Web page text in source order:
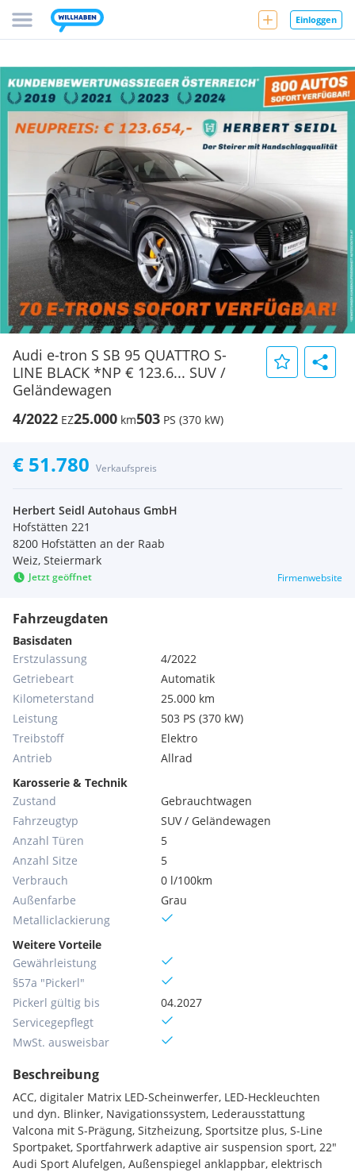
Einloggen
Audi e-tron S SB 95 QUATTRO S-
LINE BLACK *NP € 123.6... SUV /
Geländewagen
4/2022 EZ25.000 km503 PS (370 kW)
€ 51.780 Verkaufspreis
Herbert Seidl Autohaus GmbH
Hofstätten 221
8200 Hofstätten an der Raab
Weiz, Steiermark
Jetzt geöffnet Firmenwebsite
Fahrzeugdaten
Basisdaten
Erstzulassung
4/2022
Getriebeart
Automatik
Kilometerstand
25.000 km
Leistung
503 PS (370 kW)
Treibstoff
Elektro
Antrieb
Allrad
Karosserie & Technik
Zustand
Gebrauchtwagen
Fahrzeugtyp
SUV / Geländewagen
Anzahl Türen
5
Anzahl Sitze
5
Verbrauch
0 l/100km
Außenfarbe
Grau
Metallic­lackierung
Weitere Vorteile
Gewährleistung
§57a "Pickerl"
Pickerl gültig bis
04.2027
Servicegepflegt
MwSt. ausweisbar
Beschreibung
ACC, digitaler Matrix LED-Scheinwerfer, LED-Heckleuchten
und dyn. Blinker, Navigationssystem, Lederausstattung
Valcona mit S-Prägung, Sitzheizung, Sportsitze plus, S-Line
Sportpaket, Sportfahrwerk adaptive air suspension sport, 22"
Audi Sport Alufelgen, Außenspiegel anklappbar, elektrisch